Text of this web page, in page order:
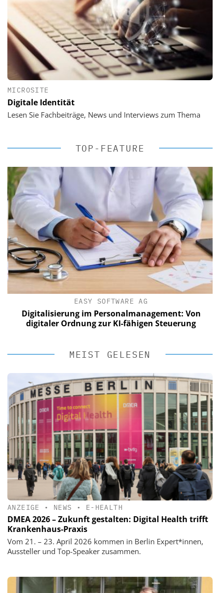
MICROSITE
Digitale Identität
Lesen Sie Fachbeiträge, News und Interviews zum Thema
TOP-FEATURE
EASY SOFTWARE AG
Digitalisierung im Personalmanagement: Von
digitaler Ordnung zur KI-fähigen Steuerung
MEIST GELESEN
ANZEIGE • NEWS • E-HEALTH
DMEA 2026 – Zukunft gestalten: Digital Health trifft
Krankenhaus-Praxis
Vom 21. – 23. April 2026 kommen in Berlin Expert*innen,
Aussteller und Top-Speaker zusammen.